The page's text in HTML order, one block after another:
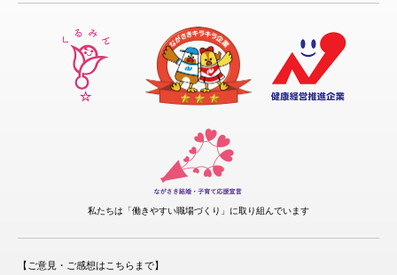
私たちは「働きやすい職場づくり」に取り組んでいます
【ご意見・ご感想はこちらまで】